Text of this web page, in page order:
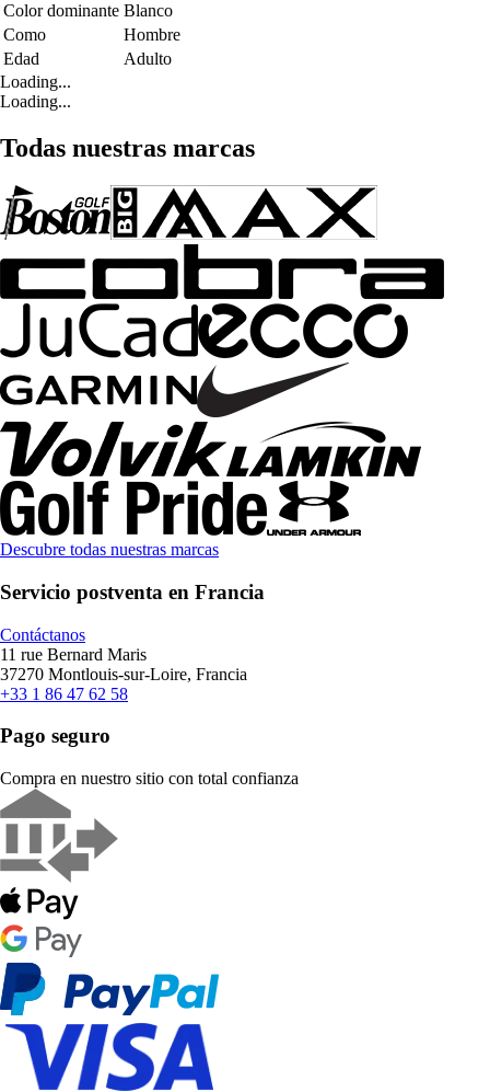
Color dominante Blanco
Como
Hombre
Edad
Adulto
Loading...
Loading...
Todas nuestras marcas
Descubre todas nuestras marcas
Servicio postventa en Francia
Contáctanos
11 rue Bernard Maris
37270 Montlouis-sur-Loire, Francia
+33 1 86 47 62 58
Pago seguro
Compra en nuestro sitio con total confianza